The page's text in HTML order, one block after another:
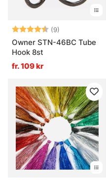
Betyg: (9)
4.9 utav 5
Owner STN-46BC Tube
Hook 8st
fr. 109 kr